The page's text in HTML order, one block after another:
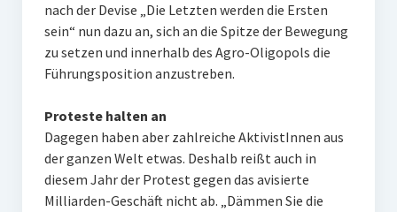
nach der Devise „Die Letzten werden die Ersten
sein“ nun dazu an, sich an die Spitze der Bewegung
zu setzen und innerhalb des Agro-Oligopols die
Führungsposition anzustreben.
Proteste halten an
Dagegen haben aber zahlreiche AktivistInnen aus
der ganzen Welt etwas. Deshalb reißt auch in
diesem Jahr der Protest gegen das avisierte
Milliarden-Geschäft nicht ab. „Dämmen Sie die